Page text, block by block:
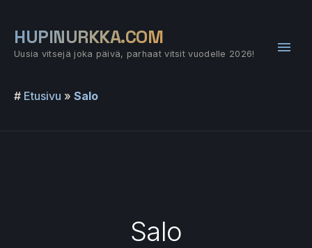
sisältöön
HUPINURKKA.COM
Uusia vitsejä joka päivä, parhaat vitsit vuodelle 2026!
# Etusivu » Salo
Salo